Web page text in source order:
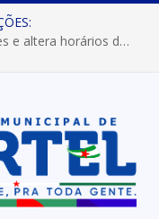
Prefeitura de Portel prorroga inscrições e altera horários dos concursos “Musa” e “Miss Mix Verão 2026”